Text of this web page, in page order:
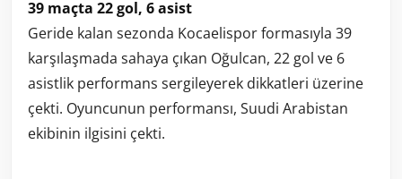
39 maçta 22 gol, 6 asist
Geride kalan sezonda Kocaelispor formasıyla 39
karşılaşmada sahaya çıkan Oğulcan, 22 gol ve 6
asistlik performans sergileyerek dikkatleri üzerine
çekti. Oyuncunun performansı, Suudi Arabistan
ekibinin ilgisini çekti.